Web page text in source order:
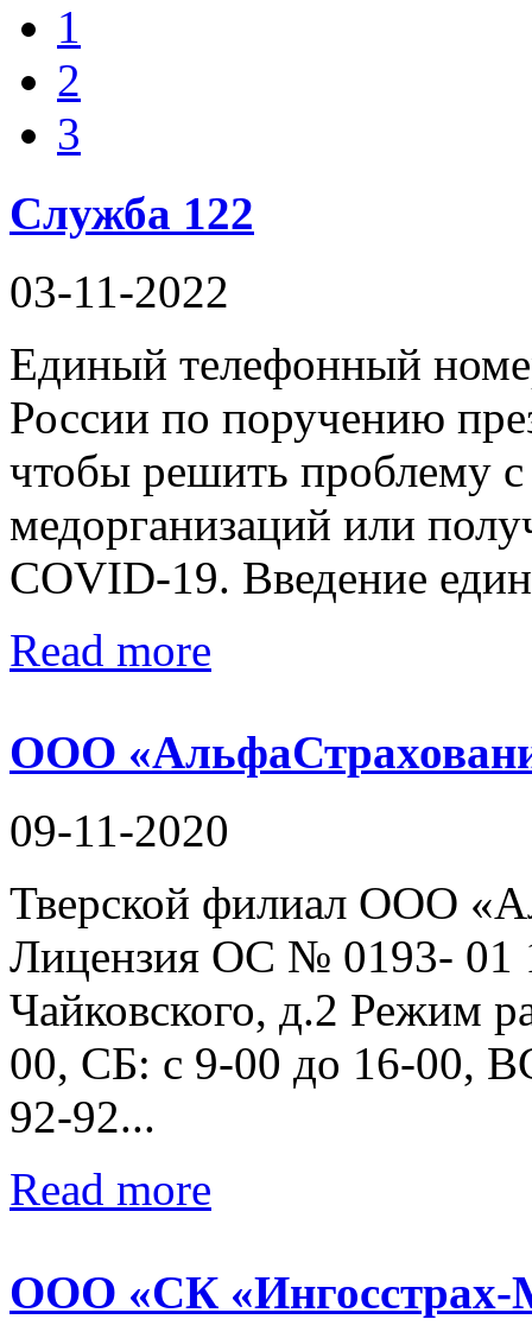
1
2
3
Служба 122
03-11-2022
Единый телефонный
России по поручению
чтобы решить проблему
медорганизаций или
COVID-19. Введение
Read more
ООО
09-11-2020
Тверской филиал ООО
Лицензия ОС № 0193- 01
Чайковского, д.2 Режим
00, СБ: с 9-00 до 16-00,
92-92...
Read more
ООО «СК